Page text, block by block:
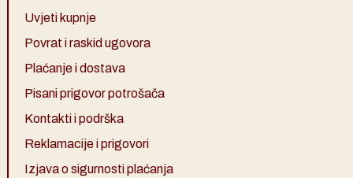
Uvjeti kupnje
Povrat i raskid ugovora
Plaćanje i dostava
Pisani prigovor potrošača
Kontakti i podrška
Reklamacije i prigovori
Izjava o sigurnosti plaćanja